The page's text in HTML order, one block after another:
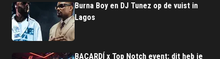
Burna Boy en DJ Tunez op de vuist in
Lagos
BACARDÍ x Top Notch event: dit heb je